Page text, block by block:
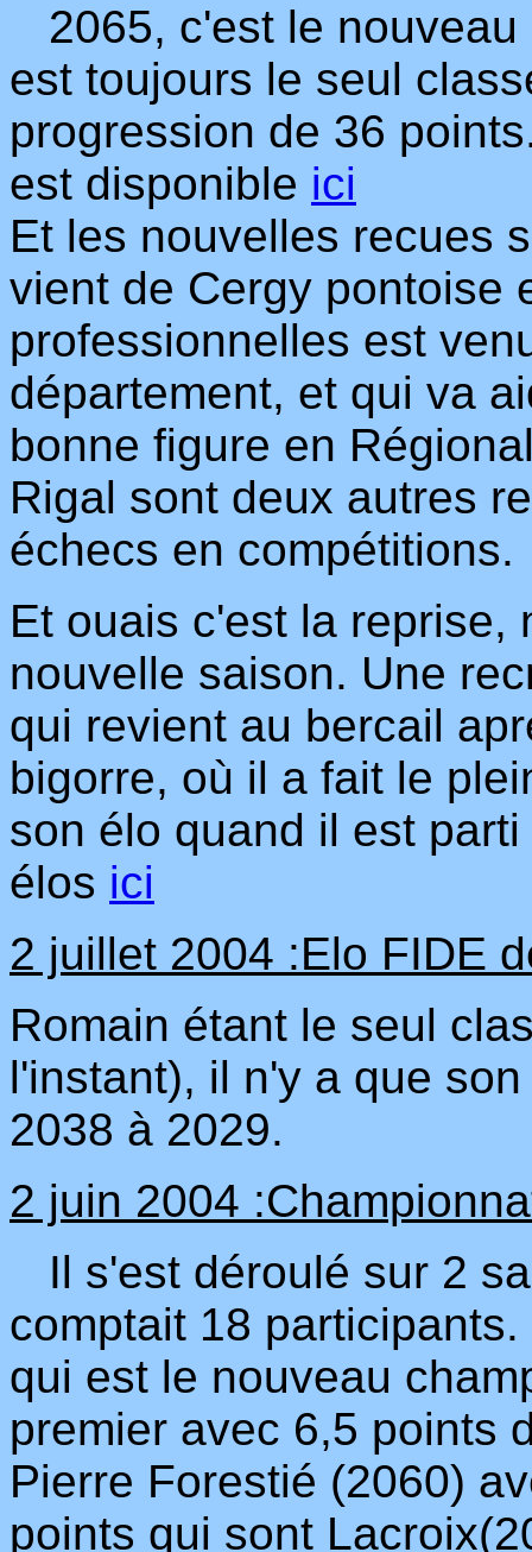
2065, c'est le nouveau
est toujours le seul
progression de 36
est disponible ici
Et les nouvelles recues
vient de Cergy pontoise
professionnelles est
département, et qui va
bonne figure en
Rigal sont deux autres
échecs en compétitions.
Et ouais c'est la reprise,
nouvelle saison. Une
qui revient au bercail
bigorre, où il a fait le
son élo quand il est
élos ici
2 juillet 2004 :Elo FIDE
Romain étant le seul
l'instant), il n'y a que
2038 à 2029.
2 juin 2004
Il s'est déroulé sur 2
comptait 18
qui est le nouveau
premier avec 6,5 points
Pierre Forestié (2060)
points qui sont